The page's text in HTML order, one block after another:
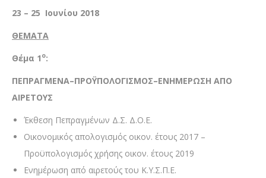
23 – 25 Ιουνίου 2018
ΘΕΜΑΤΑ
Θέμα 1 ο:
ΠΕΠΡΑΓΜΕΝΑ–ΠΡΟΫΠΟΛΟΓΙΣΜΟΣ–ΕΝΗΜΕΡΩΣΗ ΑΠΟ
ΑΙΡΕΤΟΥΣ
Έκθεση Πεπραγμένων Δ.Σ. Δ.Ο.Ε.
Οικονομικός απολογισμός οικον. έτους 2017 –
Προϋπολογισμός χρήσης οικον. έτους 2019
Ενημέρωση από αιρετούς του Κ.Υ.Σ.Π.Ε.